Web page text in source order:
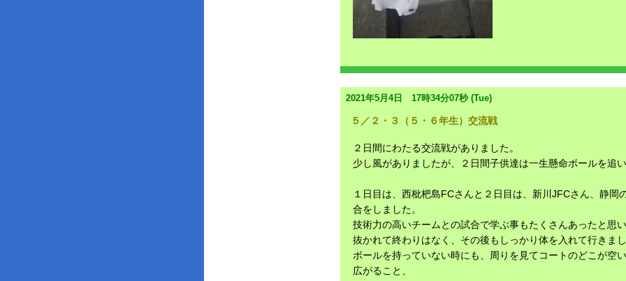
2021年5月4日 17時34分07秒 (Tue)
５／２・３（５・６年生）交流戦
２日間にわたる交流戦がありました。
少し風がありましたが、２日間子供達は一生懸命ボールを追
１日目は、西枇杷島FCさんと２日目は、新川JFCさん、静岡
合をしました。
技術力の高いチームとの試合で学ぶ事もたくさんあったと思
抜かれて終わりはなく、その後もしっかり体を入れて行きま
ボールを持っていない時にも、周りを見てコートのどこが空
広がること、